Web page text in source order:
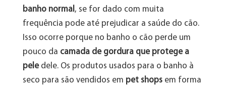
banho normal , se for dado com muita
frequência pode até prejudicar a saúde do cão.
Isso ocorre porque no banho o cão perde um
pouco da camada de gordura que protege a
peledele. Os produtos usados para o banho à
seco para são vendidos em pet shopsem forma